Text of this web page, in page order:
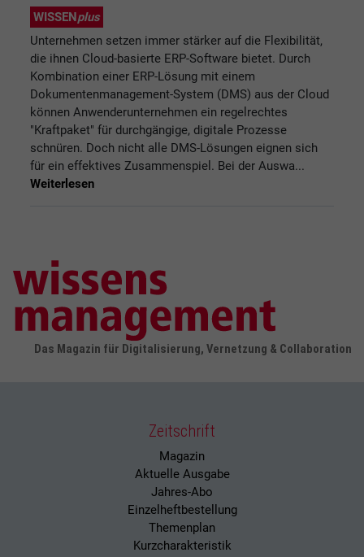
WISSENplus
Unternehmen setzen immer stärker auf die Flexibilität,
die ihnen Cloud-basierte ERP-Software bietet. Durch
Kombination einer ERP-Lösung mit einem
Dokumentenmanagement-System (DMS) aus der Cloud
können Anwenderunternehmen ein regelrechtes
"Kraftpaket" für durchgängige, digitale Prozesse
schnüren. Doch nicht alle DMS-Lösungen eignen sich
für ein effektives Zusammenspiel. Bei der Auswa...
Weiterlesen
Das Magazin für Digitalisierung, Vernetzung & Collaboration
Zeitschrift
Magazin
Aktuelle Ausgabe
Jahres-Abo
Einzelheftbestellung
Themenplan
Kurzcharakteristik